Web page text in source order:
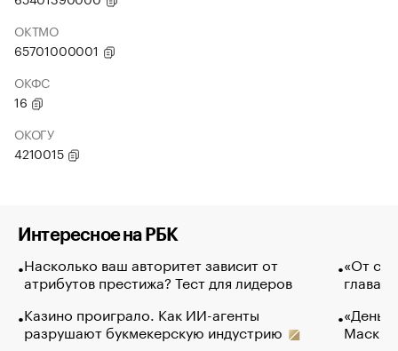
ОКТМО
65701000001
ОКФС
16
ОКОГУ
4210015
Интересное на РБК
Насколько ваш авторитет зависит от
атрибутов престижа? Тест для лидеров
Казино проиграло. Как ИИ-агенты
разрушают букмекерскую индустрию
«От
глава
Маск в